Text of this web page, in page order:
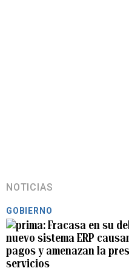
NOTICIAS
GOBIERNO
Fracasa en su
nuevo sistema ERP
pagos y amenazan la
servicios